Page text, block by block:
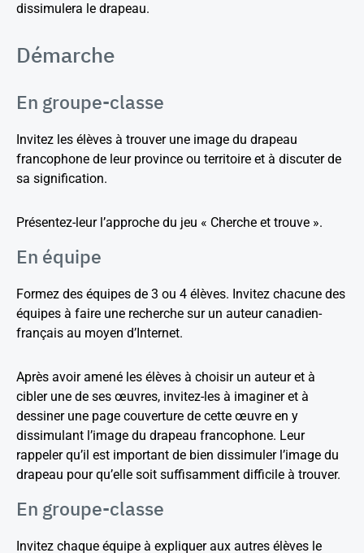
dissimulera le drapeau.
Démarche
En groupe-classe
Invitez les élèves à trouver une image du drapeau
francophone de leur province ou territoire et à discuter de
sa signification.
Présentez-leur l’approche du jeu « Cherche et trouve ».
En équipe
Formez des équipes de 3 ou 4 élèves. Invitez chacune des
équipes à faire une recherche sur un auteur canadien-
français au moyen d’Internet.
Après avoir amené les élèves à choisir un auteur et à
cibler une de ses œuvres, invitez-les à imaginer et à
dessiner une page couverture de cette œuvre en y
dissimulant l’image du drapeau francophone. Leur
rappeler qu’il est important de bien dissimuler l’image du
drapeau pour qu’elle soit suffisamment difficile à trouver.
En groupe-classe
Invitez chaque équipe à expliquer aux autres élèves le